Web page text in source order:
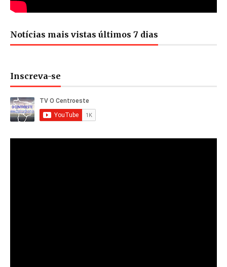
Notícias mais vistas últimos 7 dias
Inscreva-se